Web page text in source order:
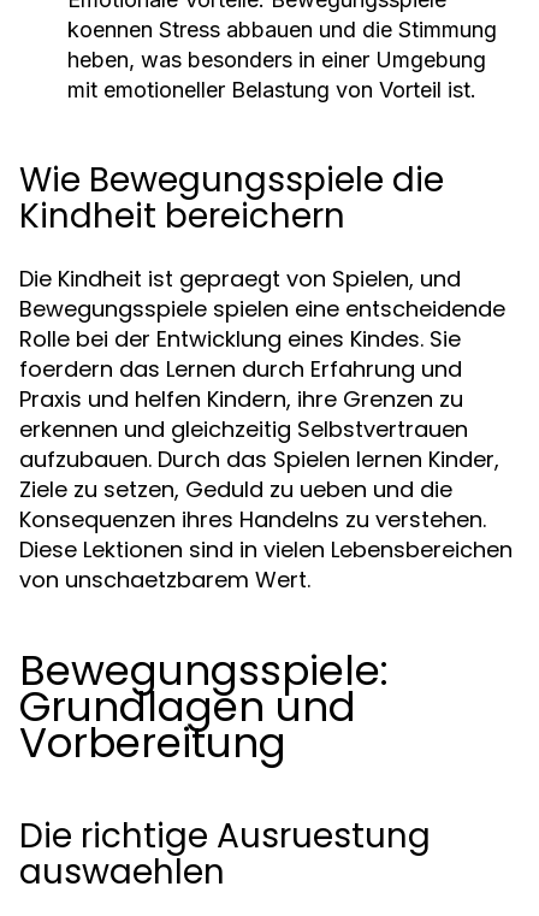
koennen Stress abbauen und die Stimmung
heben, was besonders in einer Umgebung
mit emotioneller Belastung von Vorteil ist.
Wie Bewegungsspiele die
Kindheit bereichern
Die Kindheit ist gepraegt von Spielen, und
Bewegungsspiele spielen eine entscheidende
Rolle bei der Entwicklung eines Kindes. Sie
foerdern das Lernen durch Erfahrung und
Praxis und helfen Kindern, ihre Grenzen zu
erkennen und gleichzeitig Selbstvertrauen
aufzubauen. Durch das Spielen lernen Kinder,
Ziele zu setzen, Geduld zu ueben und die
Konsequenzen ihres Handelns zu verstehen.
Diese Lektionen sind in vielen Lebensbereichen
von unschaetzbarem Wert.
Bewegungsspiele:
Grundlagen und
Vorbereitung
Die richtige Ausruestung
auswaehlen